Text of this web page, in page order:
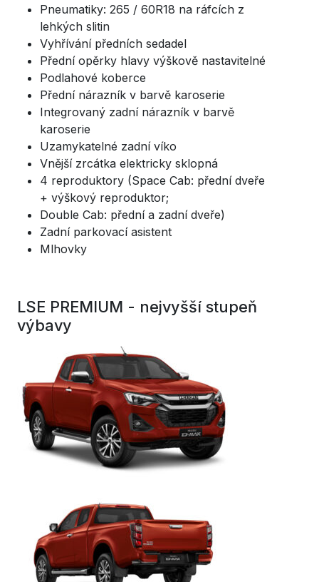
Pneumatiky: 265 / 60R18 na ráfcích z
lehkých slitin
Vyhřívání předních sedadel
Přední opěrky hlavy výškově nastavitelné
Podlahové koberce
Přední nárazník v barvě karoserie
Integrovaný zadní nárazník v barvě
karoserie
Uzamykatelné zadní víko
Vnější zrcátka elektricky sklopná
4 reproduktory (Space Cab: přední dveře
+ výškový reproduktor;
Double Cab: přední a zadní dveře)
Zadní parkovací asistent
Mlhovky
LSE PREMIUM - nejvyšší stupeň
výbavy